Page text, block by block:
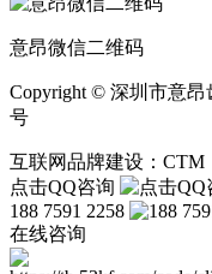
意昂微信二维码
Copyright © 深圳市意
号
互联网品牌建设：CTM
点击QQ咨询
188 7591 2258
在线咨询